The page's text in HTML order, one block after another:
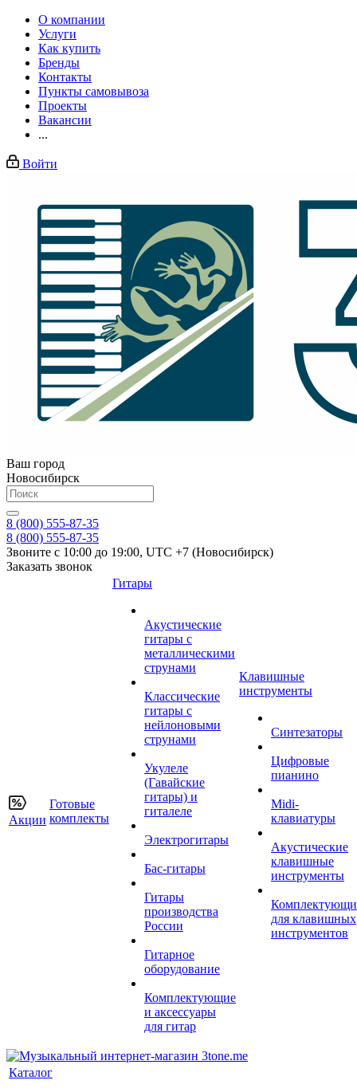
О компании
Услуги
Как купить
Бренды
Контакты
Пункты самовывоза
Проекты
Вакансии
...
Войти
Ваш город
Новосибирск
8 (800) 555-87-35
8 (800) 555-87-35
Звоните с 10:00 до 19:00, UTC +7 (Новосибирск)
Заказать звонок
Акции
Готовые
комплекты
Гитары
Акустические
гитары с
металлическими
струнами
Классические
гитары с
нейлоновыми
струнами
Укулеле
(Гавайские
гитары) и
гиталеле
Электрогитары
Бас-гитары
Гитары
производства
России
Гитарное
оборудование
Комплектующие
и аксессуары
для гитар
Клавишные
инструменты
Синтезаторы
Цифровые
пианино
Midi-
клавиатуры
Акустические
клавишные
инструменты
для клавишных
инструментов
Каталог